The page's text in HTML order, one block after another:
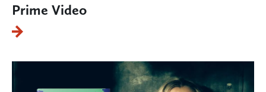
Prime Video